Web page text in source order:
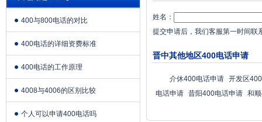
400与800电话的对比
400电话的详细资费标准
400电话的工作原理
4008与4006的区别比较
个人可以申请400电话吗
姓名：
提交申请后，我们客服第一时间联
晋中其他地区400电话申请
介休400电话申请 开发区
电话申请 昔阳400电话申请 和